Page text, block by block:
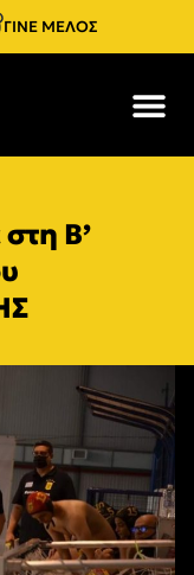
ΓΙΝΕ ΜΕΛΟΣ
Β’